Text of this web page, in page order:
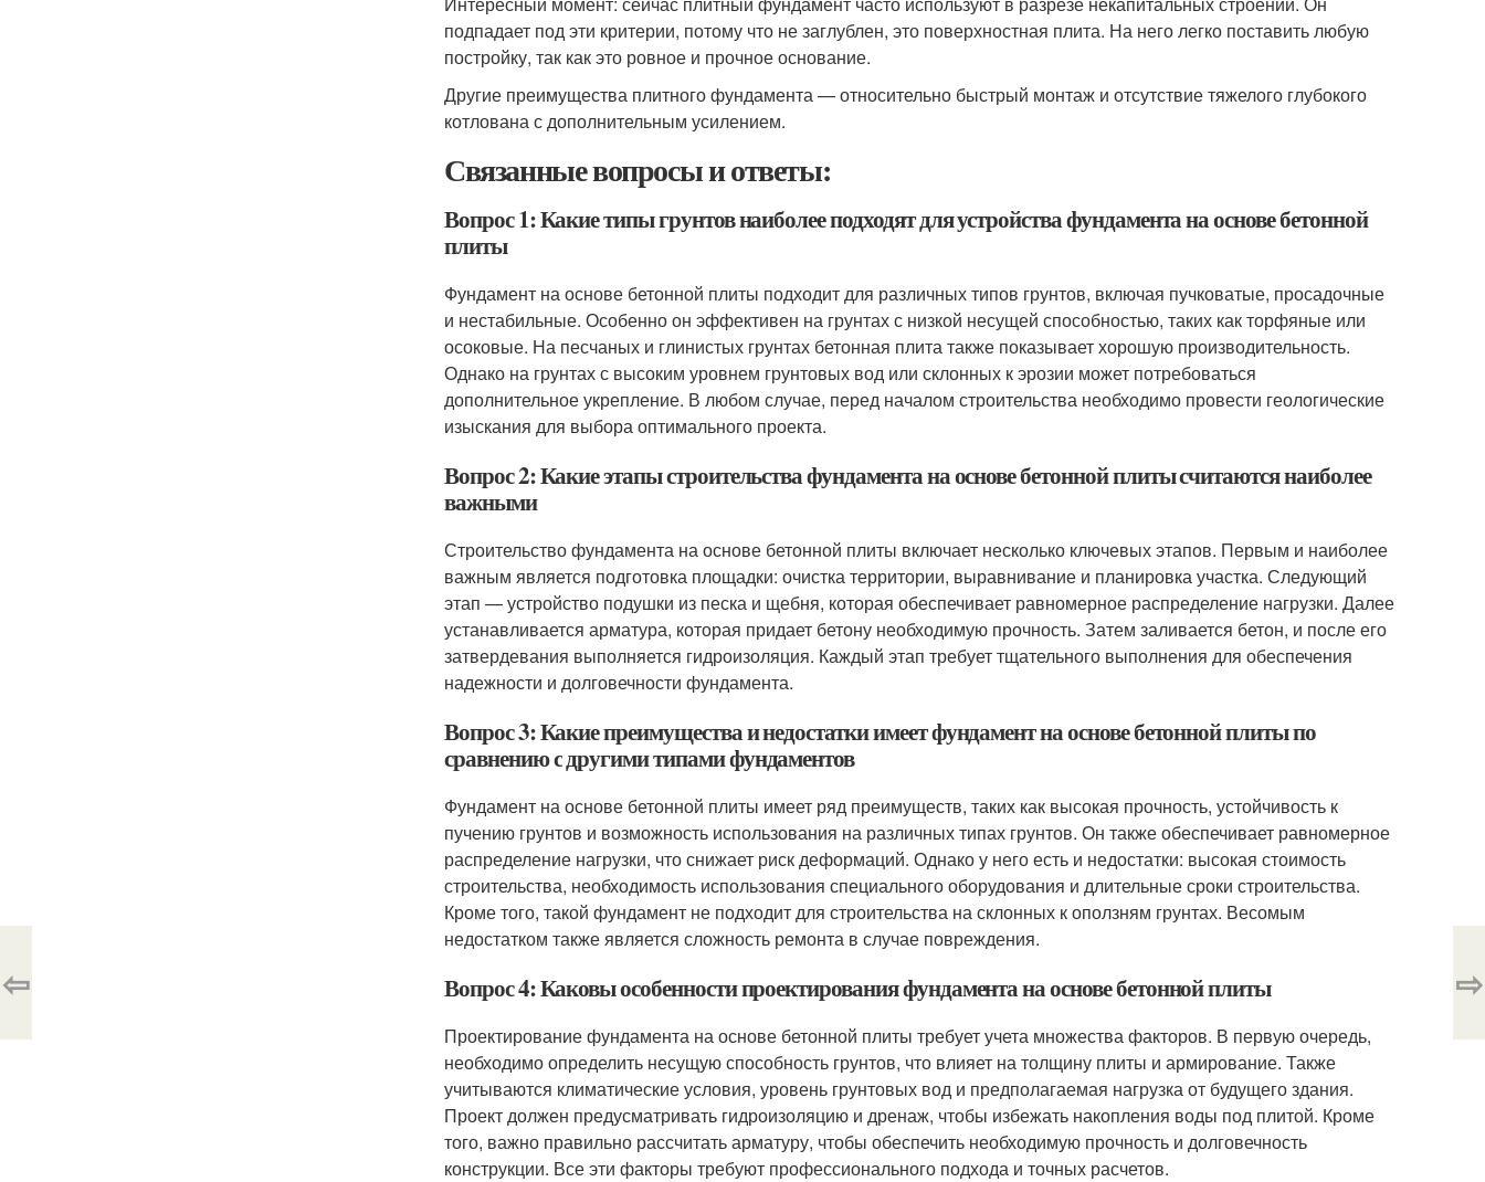
подпадает под эти критерии, потому что не заглублен, это поверхностная плита. На него легко поставить любую
постройку, так как это ровное и прочное основание.
Другие преимущества плитного фундамента — относительно быстрый монтаж и отсутствие тяжелого глубокого
котлована с дополнительным усилением.
Связанные вопросы и ответы:
Вопрос 1: Какие типы грунтов наиболее подходят для устройства фундамента на основе бетонной
плиты
Фундамент на основе бетонной плиты подходит для различных типов грунтов, включая пучковатые, просадочные
и нестабильные. Особенно он эффективен на грунтах с низкой несущей способностью, таких как торфяные или
осоковые. На песчаных и глинистых грунтах бетонная плита также показывает хорошую производительность.
Однако на грунтах с высоким уровнем грунтовых вод или склонных к эрозии может потребоваться
дополнительное укрепление. В любом случае, перед началом строительства необходимо провести геологические
изыскания для выбора оптимального проекта.
Вопрос 2: Какие этапы строительства фундамента на основе бетонной плиты считаются наиболее
важными
Строительство фундамента на основе бетонной плиты включает несколько ключевых этапов. Первым и наиболее
важным является подготовка площадки: очистка территории, выравнивание и планировка участка. Следующий
этап — устройство подушки из песка и щебня, которая обеспечивает равномерное распределение нагрузки. Далее
устанавливается арматура, которая придает бетону необходимую прочность. Затем заливается бетон, и после его
затвердевания выполняется гидроизоляция. Каждый этап требует тщательного выполнения для обеспечения
надежности и долговечности фундамента.
Вопрос 3: Какие преимущества и недостатки имеет фундамент на основе бетонной плиты по
сравнению с другими типами фундаментов
Фундамент на основе бетонной плиты имеет ряд преимуществ, таких как высокая прочность, устойчивость к
пучению грунтов и возможность использования на различных типах грунтов. Он также обеспечивает равномерное
распределение нагрузки, что снижает риск деформаций. Однако у него есть и недостатки: высокая стоимость
строительства, необходимость использования специального оборудования и длительные сроки строительства.
Кроме того, такой фундамент не подходит для строительства на склонных к оползням грунтах. Весомым
недостатком также является сложность ремонта в случае повреждения.
Вопрос 4: Каковы особенности проектирования фундамента на основе бетонной плиты
Проектирование фундамента на основе бетонной плиты требует учета множества факторов. В первую очередь,
необходимо определить несущую способность грунтов, что влияет на толщину плиты и армирование. Также
учитываются климатические условия, уровень грунтовых вод и предполагаемая нагрузка от будущего здания.
Проект должен предусматривать гидроизоляцию и дренаж, чтобы избежать накопления воды под плитой. Кроме
того, важно правильно рассчитать арматуру, чтобы обеспечить необходимую прочность и долговечность
конструкции. Все эти факторы требуют профессионального подхода и точных расчетов.
⇦ ⇨